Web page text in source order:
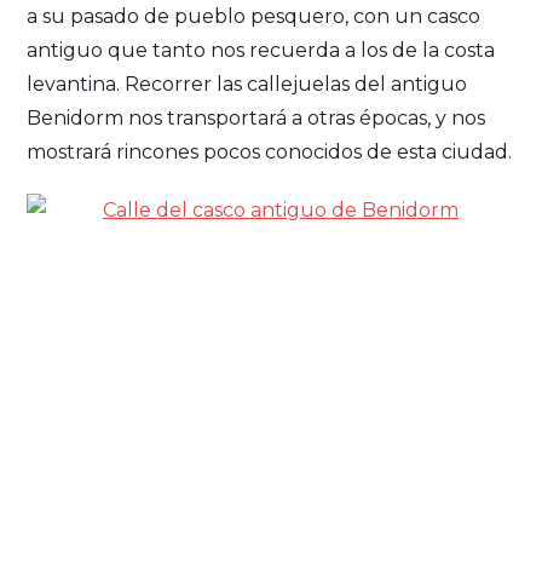
a su pasado de pueblo pesquero, con un casco
antiguo que tanto nos recuerda a los de la costa
levantina. Recorrer las callejuelas del antiguo
Benidorm nos transportará a otras épocas, y nos
mostrará rincones pocos conocidos de esta ciudad.